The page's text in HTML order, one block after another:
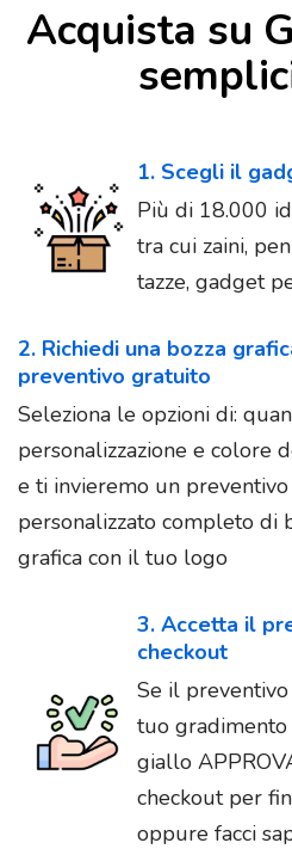
Acquista su
1. Scegli il
Più di 18.000
tra cui zaini,
tazze, gadget
2. Richiedi una bozza
preventivo gratuito
Seleziona le opzioni di:
personalizzazione e colore
e ti invieremo un preventivo
personalizzato completo di
grafica con il tuo logo
3. Accetta il
checkout
Se il
tuo
giallo
checkout per
oppure facci